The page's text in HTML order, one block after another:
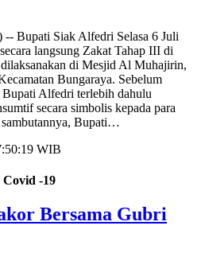
Bupati Siak Alfedri Selasa 6 Juli
langsung Zakat Tahap III di
di Mesjid Al Muhajirin,
Bungaraya. Sebelum
Bupati Alfedri terlebih dahulu
secara simbolis kepada para
Bupati…
WIB
-19
Bersama Gubri